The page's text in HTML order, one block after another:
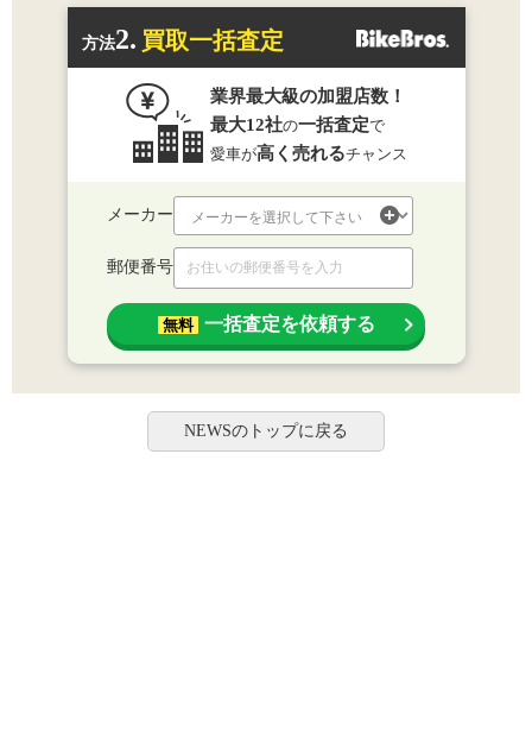
方法2. 買取一括査定
業界最大級の加盟店数！
最大12社の一括査定で
愛車が高く売れるチャンス
メーカー
郵便番号
無料 一括査定を依頼する
NEWSのトップに戻る